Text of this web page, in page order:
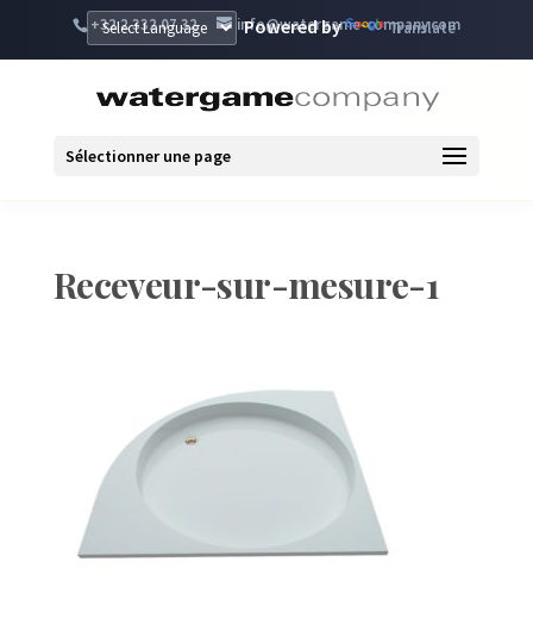
+32 2 332 07 32 info@watergame-company.com
Powered by Translate
Sélectionner une page
Receveur-sur-mesure-1